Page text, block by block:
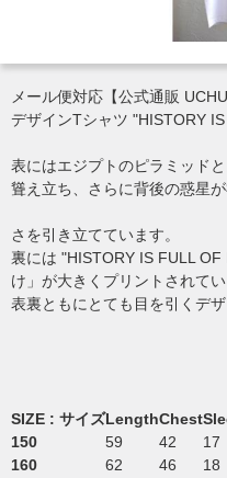
メール便対応【公式通販
デザインTシャツ "HISTORY
表にはエジプトのピラミッド
聳え立ち、さらに背後の惑星
さを引き立てています。
裏には "HISTORY IS FULL
け」が大きくプリントされてい
表裏ともにとても目を引くデ
SIZE : サイズLengthChest
150
59 42
17
160
62 46
18